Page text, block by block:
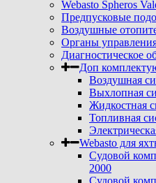
Webasto Spheros
Предпусковые
Воздушные
Органы
Диагностическое
Доп
Воздушная
Выхлопная
Жидкостная
Топливная
Webasto для
Судовой
2000
Судовой